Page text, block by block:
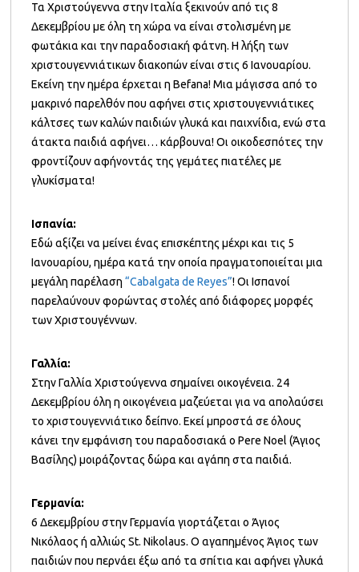
Τα Χριστούγεννα στην Ιταλία ξεκινούν από τις 8
Δεκεμβρίου με όλη τη χώρα να είναι στολισμένη με
φωτάκια και την παραδοσιακή φάτνη. Η λήξη των
χριστουγεννιάτικων διακοπών είναι στις 6 Ιανουαρίου.
Εκείνη την ημέρα έρχεται η Befana! Μια μάγισσα από το
μακρινό παρελθόν που αφήνει στις χριστουγεννιάτικες
κάλτσες των καλών παιδιών γλυκά και παιχνίδια, ενώ στα
άτακτα παιδιά αφήνει… κάρβουνα! Οι οικοδεσπότες την
φροντίζουν αφήνοντάς της γεμάτες πιατέλες με
γλυκίσματα!
Ισπανία:
Εδώ αξίζει να μείνει ένας επισκέπτης μέχρι και τις 5
Ιανουαρίου, ημέρα κατά την οποία πραγματοποιείται μια
μεγάλη παρέλαση“Cabalgata de Reyes”! Οι Ισπανοί
παρελαύνουν φορώντας στολές από διάφορες μορφές
των Χριστουγέννων.
Γαλλία:
Στην Γαλλία Χριστούγεννα σημαίνει οικογένεια. 24
Δεκεμβρίου όλη η οικογένεια μαζεύεται για να απολαύσει
το χριστουγεννιάτικο δείπνο. Εκεί μπροστά σε όλους
κάνει την εμφάνιση του παραδοσιακά ο Pere Noel (Άγιος
Βασίλης) μοιράζοντας δώρα και αγάπη στα παιδιά.
Γερμανία:
6 Δεκεμβρίου στην Γερμανία γιορτάζεται ο Άγιος
Νικόλαος ή αλλιώς St. Nikolaus. Ο αγαπημένος Άγιος των
παιδιών που περνάει έξω από τα σπίτια και αφήνει γλυκά